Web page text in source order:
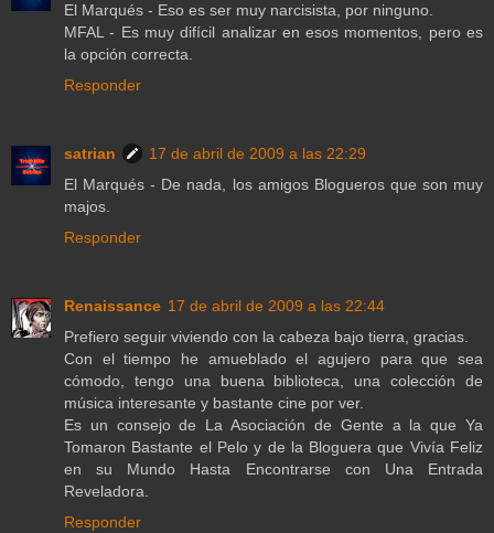
El Marqués - Eso es ser muy narcisista, por ninguno.
MFAL - Es muy difícil analizar en esos momentos, pero es
la opción correcta.
Responder
satrian
17 de abril de 2009 a las 22:29
El Marqués - De nada, los amigos Blogueros que son muy
majos.
Responder
Renaissance 17 de abril de 2009 a las 22:44
Prefiero seguir viviendo con la cabeza bajo tierra, gracias.
Con el tiempo he amueblado el agujero para que sea
cómodo, tengo una buena biblioteca, una colección de
música interesante y bastante cine por ver.
Es un consejo de La Asociación de Gente a la que Ya
Tomaron Bastante el Pelo y de la Bloguera que Vivía Feliz
en su Mundo Hasta Encontrarse con Una Entrada
Reveladora.
Responder